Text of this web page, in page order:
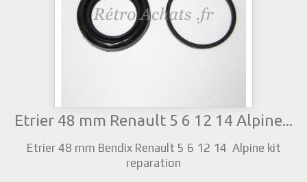
Etrier 48 mm Renault 5 6 12 14 Alpine...
Etrier 48 mm Bendix Renault 5 6 12 14 Alpine kit
reparation